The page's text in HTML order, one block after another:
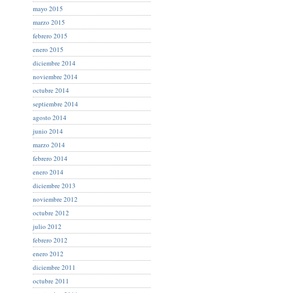
mayo 2015
marzo 2015
febrero 2015
enero 2015
diciembre 2014
noviembre 2014
octubre 2014
septiembre 2014
agosto 2014
junio 2014
marzo 2014
febrero 2014
enero 2014
diciembre 2013
noviembre 2012
octubre 2012
julio 2012
febrero 2012
enero 2012
diciembre 2011
octubre 2011